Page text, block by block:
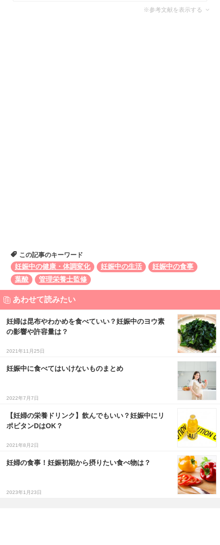
※参考文献を表示する
この記事のキーワード
妊娠中の健康・体調変化
妊娠中の生活
妊娠中の食事
葉酸
管理栄養士監修
あわせて読みたい
妊婦は昆布やわかめを食べていい？妊娠中のヨウ素
の影響や許容量は？
2021年11月25日
妊娠中に食べてはいけないものまとめ
2022年7月7日
【妊婦の栄養ドリンク】飲んでもいい？妊娠中にリ
ポビタンDはOK？
2021年8月2日
妊婦の食事！妊娠初期から摂りたい食べ物は？
2023年1月23日